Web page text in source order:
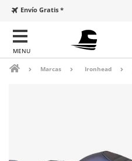
Envío Gratis *
Marcas Ironhead